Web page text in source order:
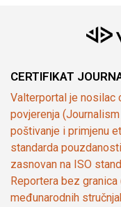
CERTIFIKAT
Valterportal je nosilac
povjerenja
poštivanje i primjenu
standarda
zasnovan na ISO
Reportera bez
međunarodnih